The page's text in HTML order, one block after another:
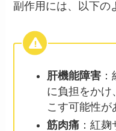
副作用には、以下の
肝機能障害
に負担をかけ
こす可能性が
筋肉痛 ：紅